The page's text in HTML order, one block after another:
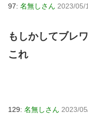
97: 名無しさん 2023/05/
もしかしてブレ
これ
129: 名無しさん 2023/